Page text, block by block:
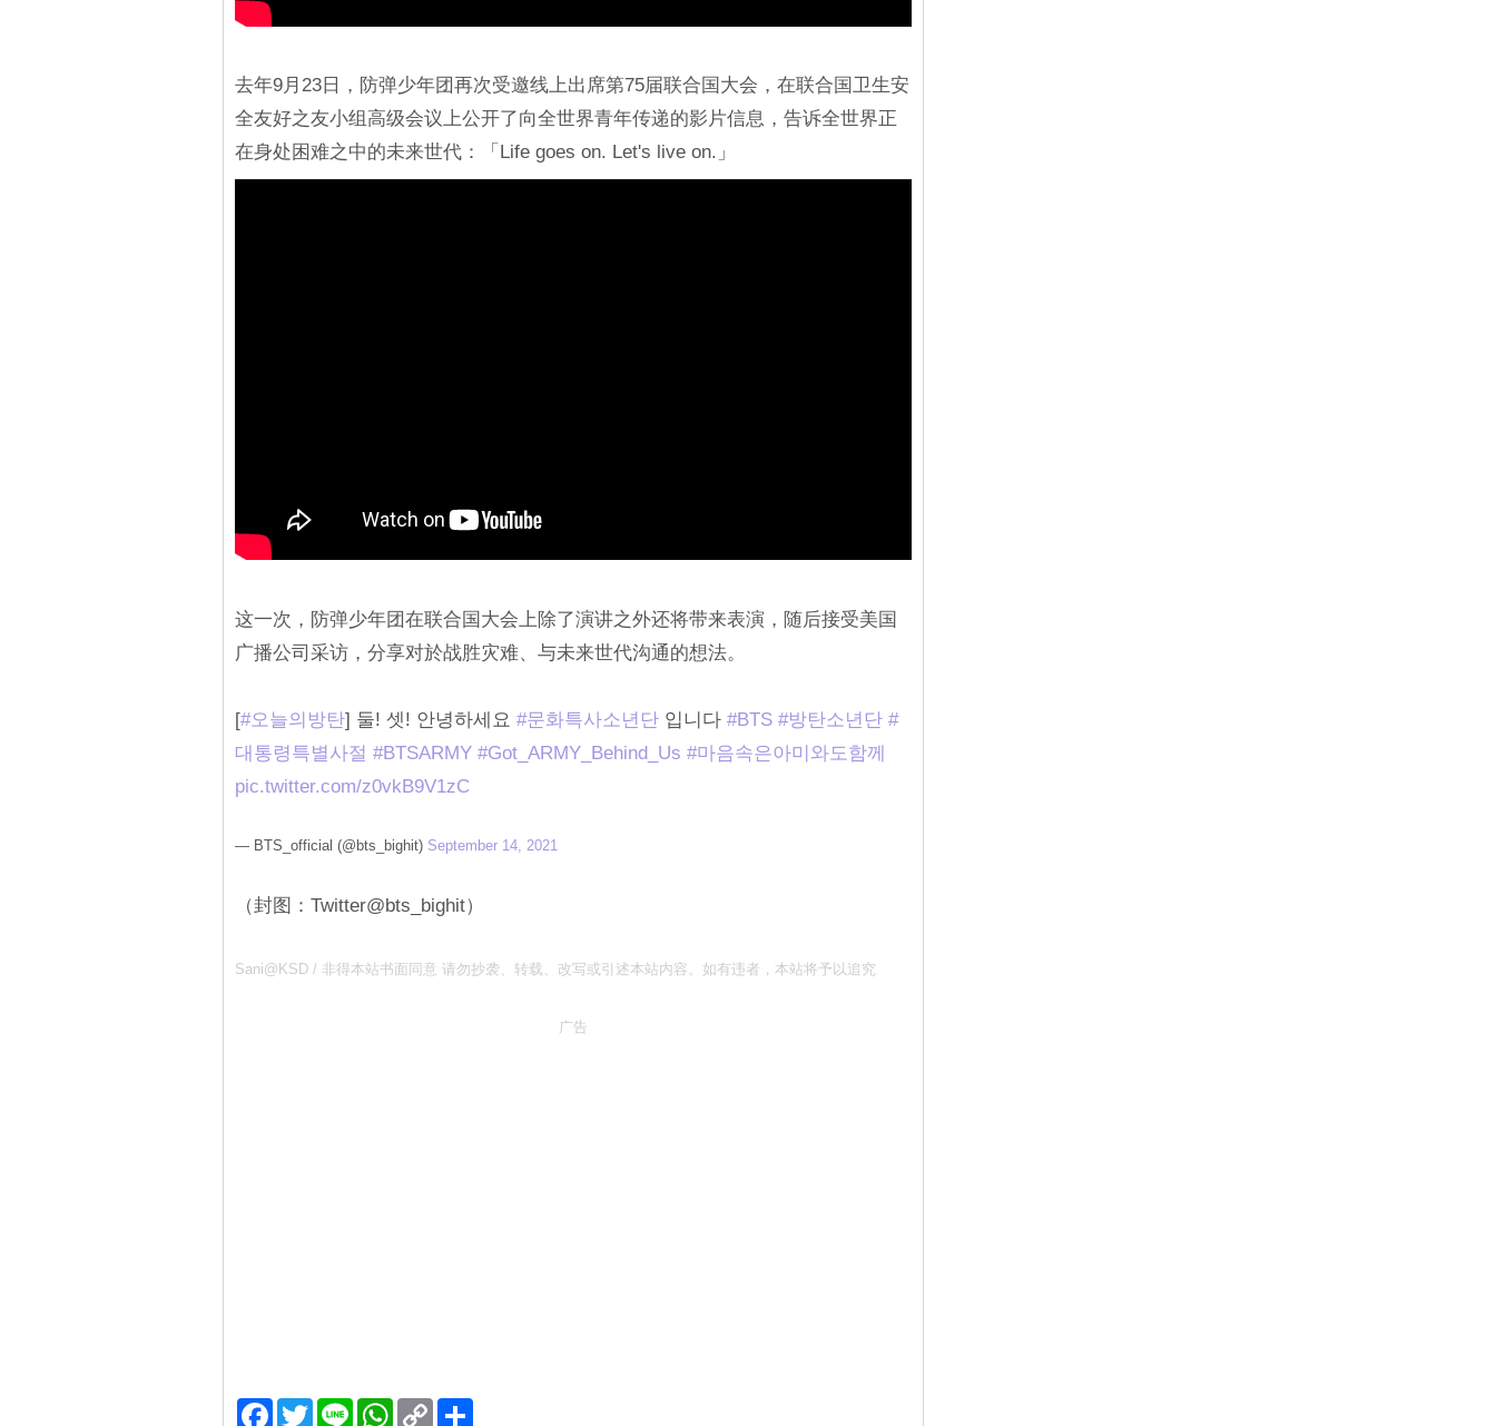
去年9月23日，防弹少年团再次受邀线上出席第75届联合国大会，在联合国卫生安
全友好之友小组高级会议上公开了向全世界青年传递的影片信息，告诉全世界正
在身处困难之中的未来世代：「Life goes on. Let's live on.」
这一次，防弹少年团在联合国大会上除了演讲之外还将带来表演，随后接受美国
广播公司采访，分享对於战胜灾难、与未来世代沟通的想法。
[#오늘의방탄] 둘! 셋! 안녕하세요 #문화특사소년단입니다 #BTS #방탄소년단 #
대통령특별사절 #BTSARMY #Got_ARMY_Behind_Us #마음속은아미와도함께
pic.twitter.com/z0vkB9V1zC
— BTS_official (@bts_bighit) September 14, 2021
（封图：Twitter@bts_bighit）
Sani@KSD / 非得本站书面同意 请勿抄袭、转载、改写或引述本站内容。如有违者，本站将予以追究
广告
Facebook
TwitterLine WhatsApp
Copy
分